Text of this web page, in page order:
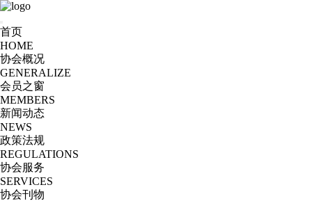
首页
HOME
协会概况
GENERALIZE
会员之窗
MEMBERS
新闻动态
NEWS
政策法规
REGULATIONS
协会服务
SERVICES
协会刊物